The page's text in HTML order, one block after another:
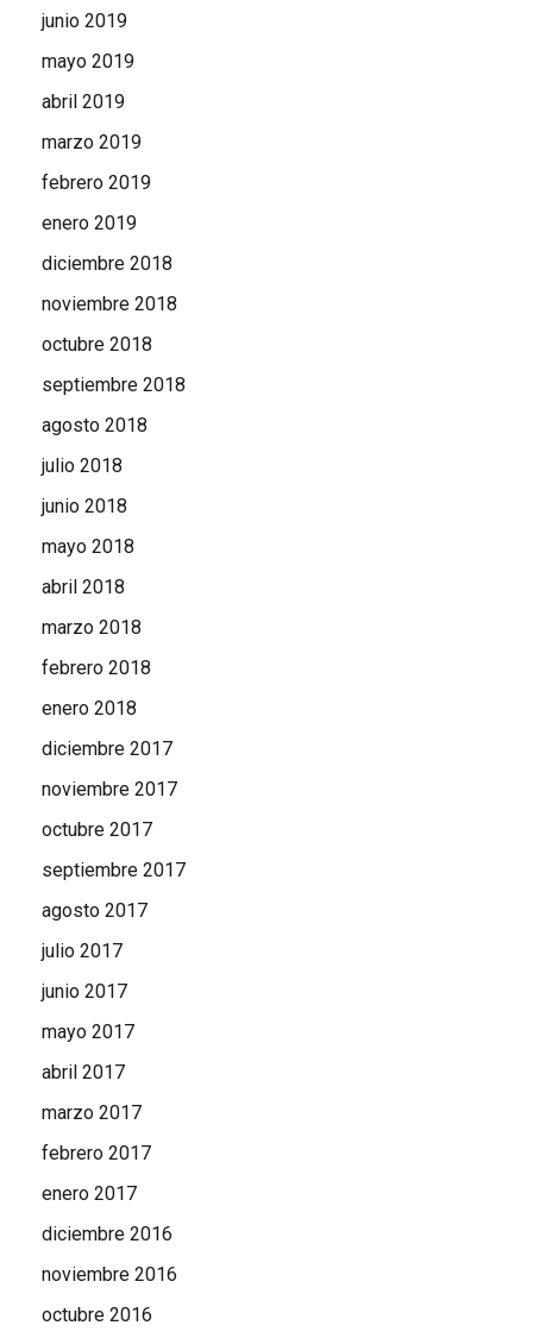
junio 2019
mayo 2019
abril 2019
marzo 2019
febrero 2019
enero 2019
diciembre 2018
noviembre 2018
octubre 2018
septiembre 2018
agosto 2018
julio 2018
junio 2018
mayo 2018
abril 2018
marzo 2018
febrero 2018
enero 2018
diciembre 2017
noviembre 2017
octubre 2017
septiembre 2017
agosto 2017
julio 2017
junio 2017
mayo 2017
abril 2017
marzo 2017
febrero 2017
enero 2017
diciembre 2016
noviembre 2016
octubre 2016